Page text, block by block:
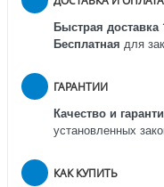
Быстрая доставка
Бесплатная для
ГАРАНТИИ
Качество и
установленных
КАК КУПИТЬ